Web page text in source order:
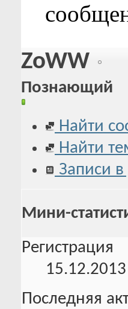
ZoWW
Познающий
Найти
Найти
Записи
Мини-
Регистрация
15.12.2013
Последняя